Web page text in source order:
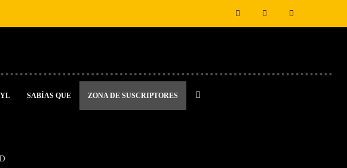
SABÍAS QUE ZONA DE SUSCRIPTORES